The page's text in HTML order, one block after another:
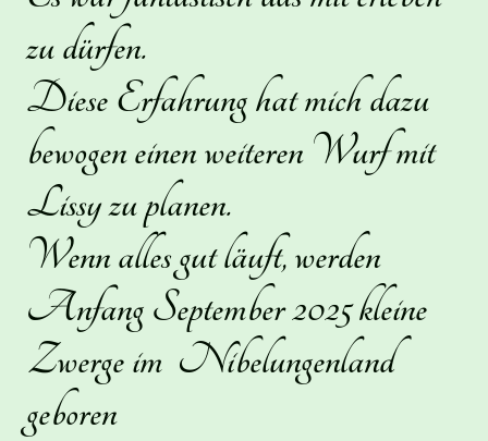
zu dürfen.
Diese Erfahrung hat mich dazu
bewogen einen weiteren Wurf mit
Lissy zu planen.
Wenn alles gut läuft, werden
Anfang September 2025 kleine
Zwerge im Nibelungenland
geboren